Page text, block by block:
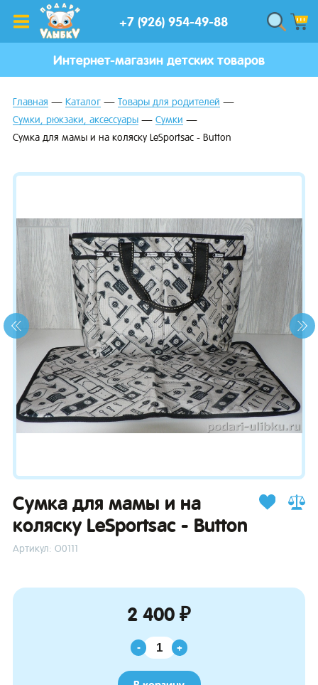
+7 (926) 954-49-88
Интернет-магазин детских товаров
Главная Каталог
Товары для родителей
Сумки, рюкзаки, аксессуары
Сумки
Сумка для мамы и на коляску LeSportsac - Button
Сумка для мамы и на
коляску LeSportsac - Button
Артикул: О0111
2 400 ₽
- +